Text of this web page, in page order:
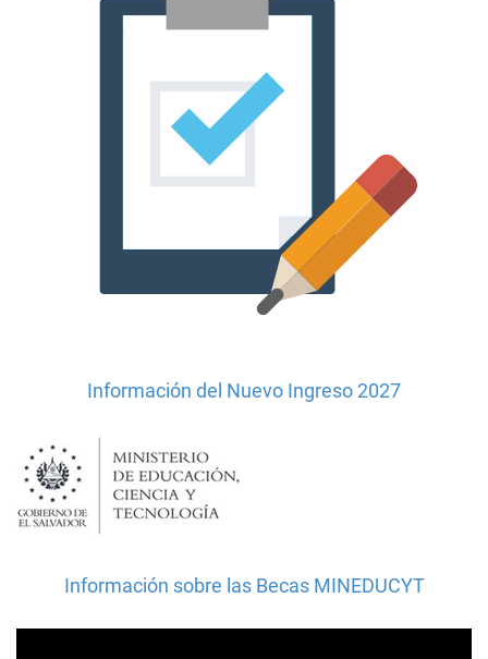
Información del Nuevo Ingreso 2027
Información sobre las Becas MINEDUCYT